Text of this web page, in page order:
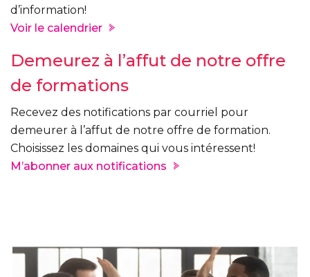
d’information!
Voir le calendrier
Demeurez à l’affut de notre offre
de formations
Recevez des notifications par courriel pour
demeurer à l’affut de notre offre de formation.
Choisissez les domaines qui vous intéressent!
M’abonner aux notifications